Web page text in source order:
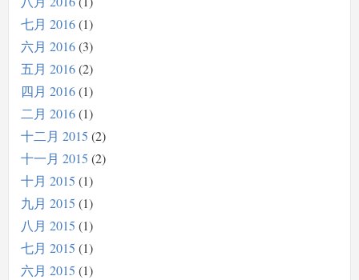
七月 2016 1
六月 2016 3
五月 2016 2
四月 2016 1
二月 2016 1
十二月 2015 2
十一月 2015 2
十月 2015 1
九月 2015 1
八月 2015 1
七月 2015 1
六月 2015 1